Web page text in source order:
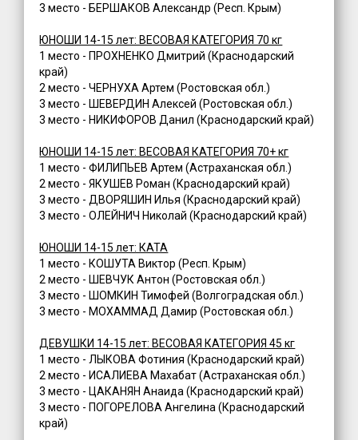
3 место - БЕРШАКОВ Александр (Респ. Крым)
ЮНОШИ 14-15 лет: ВЕСОВАЯ КАТЕГОРИЯ 70 кг
1 место - ПРОХНЕНКО Дмитрий (Краснодарский
край)
2 место - ЧЕРНУХА Артем (Ростовская обл.)
3 место - ШЕВЕРДИН Алексей (Ростовская обл.)
3 место - НИКИФОРОВ Данил (Краснодарский край)
ЮНОШИ 14-15 лет: ВЕСОВАЯ КАТЕГОРИЯ 70+ кг
1 место - ФИЛИПЬЕВ Артем (Астраханская обл.)
2 место - ЯКУШЕВ Роман (Краснодарский край)
3 место - ДВОРЯШИН Илья (Краснодарский край)
3 место - ОЛЕЙНИЧ Николай (Краснодарский край)
ЮНОШИ 14-15 лет: КАТА
1 место - КОШУТА Виктор (Респ. Крым)
2 место - ШЕВЧУК Антон (Ростовская обл.)
3 место - ШОМКИН Тимофей (Волгоградская обл.)
3 место - МОХАММАД Дамир (Ростовская обл.)
ДЕВУШКИ 14-15 лет: ВЕСОВАЯ КАТЕГОРИЯ 45 кг
1 место - ЛЫКОВА Фотиния (Краснодарский край)
2 место - ИСАЛИЕВА Махабат (Астраханская обл.)
3 место - ЦАКАНЯН Анаида (Краснодарский край)
3 место - ПОГОРЕЛОВА Ангелина (Краснодарский
край)